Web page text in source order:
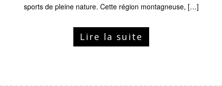
sports de pleine nature. Cette région montagneuse, […]
Lire la suite